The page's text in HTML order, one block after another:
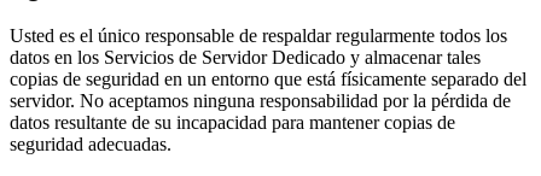
Usted es el único responsable de respaldar regularmente todos los
datos en los Servicios de Servidor Dedicado y almacenar tales
copias de seguridad en un entorno que está físicamente separado del
servidor. No aceptamos ninguna responsabilidad por la pérdida de
datos resultante de su incapacidad para mantener copias de
seguridad adecuadas.